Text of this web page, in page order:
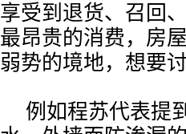
享受到退货、召回
最昂贵的消费，房
弱势的境地，想要
例如程苏代表提